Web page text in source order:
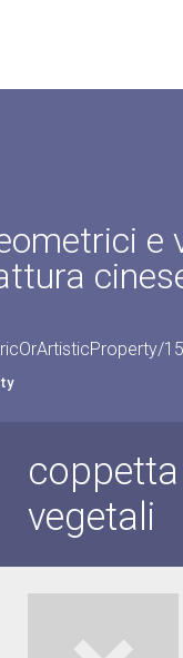
e
vegetali